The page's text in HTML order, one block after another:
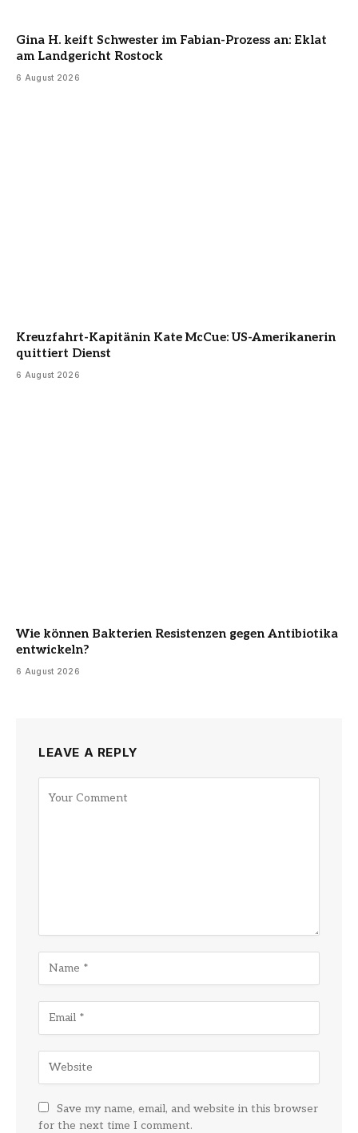
Gina H. keift Schwester im Fabian-Prozess an: Eklat
am Landgericht Rostock
6 August 2026
Kreuzfahrt-Kapitänin Kate McCue: US-Amerikanerin
quittiert Dienst
6 August 2026
Wie können Bakterien Resistenzen gegen Antibiotika
entwickeln?
6 August 2026
LEAVE A REPLY
Save my name, email, and website in this browser
for the next time I comment.